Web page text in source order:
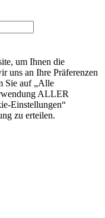
um Ihnen die
uns an Ihre Präferenzen
Sie auf „Alle
ALLER
Einstellungen“
zu erteilen.